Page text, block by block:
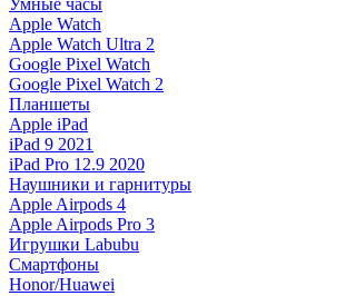
Умные часы
Apple Watch
Apple Watch Ultra 2
Google Pixel Watch
Google Pixel Watch 2
Планшеты
Apple iPad
iPad 9 2021
iPad Pro 12.9 2020
Наушники и гарнитуры
Apple Airpods 4
Apple Airpods Pro 3
Игрушки Labubu
Смартфоны
Honor/Huawei